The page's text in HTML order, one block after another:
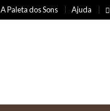
A Paleta dos Sons Ajuda